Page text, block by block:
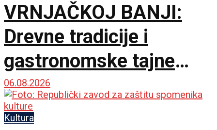
VRNJAČKOJ BANJI:
Drevne tradicije i
gastronomske tajne
spojile dve prijateljske
zemlje
06.08.2026
Kultura